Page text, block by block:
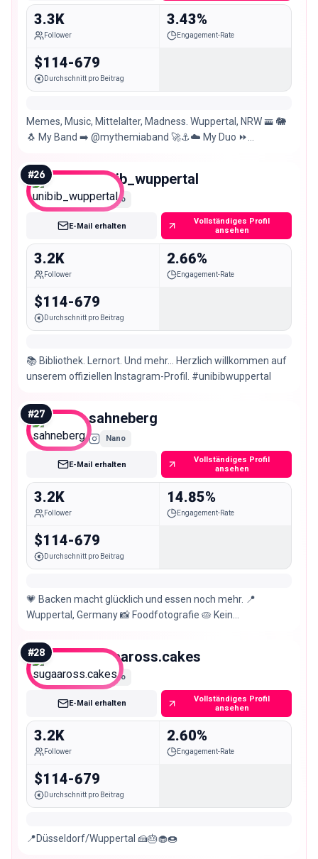
3.3K
Follower
3.43%
Engagement-Rate
$114-679
Durchschnitt pro Beitrag
Memes, Music, Mittelalter, Madness. Wuppertal, NRW 🚟 🐘
🐧 My Band ➡️ @mythemiaband 🚀⚓☁️ My Duo ⏩
#26 unibib_wuppertal
Nano
E-Mail erhalten
Vollständiges Profil
ansehen
3.2K
Follower
2.66%
Engagement-Rate
$114-679
Durchschnitt pro Beitrag
📚 Bibliothek. Lernort. Und mehr… Herzlich willkommen auf
unserem offiziellen Instagram-Profil. #unibibwuppertal
#27 sahneberg
Nano
E-Mail erhalten
Vollständiges Profil
ansehen
3.2K
Follower
14.85%
Engagement-Rate
$114-679
Durchschnitt pro Beitrag
💗 Backen macht glücklich und essen noch mehr. 📍
Wuppertal, Germany 📸 Foodfotografie 🥧 Kein
#28 sugaaross.cakes
Nano
E-Mail erhalten
Vollständiges Profil
ansehen
3.2K
Follower
2.60%
Engagement-Rate
$114-679
Durchschnitt pro Beitrag
📍Düsseldorf/Wuppertal 🍰🎂🧁🍩